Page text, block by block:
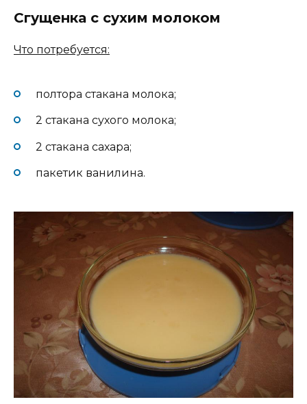
Сгущенка с сухим молоком
Что потребуется:
полтора стакана молока;
2 стакана сухого молока;
2 стакана сахара;
пакетик ванилина.